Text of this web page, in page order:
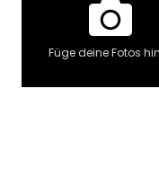
Füge deine Fotos